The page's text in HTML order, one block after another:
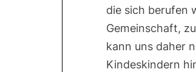
die sich berufen
Gemeinschaft,
kann uns daher
Kindeskindern